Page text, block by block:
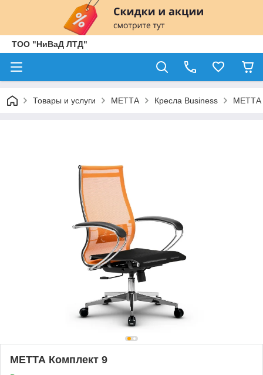
ТОО "НиВаД ЛТД"
Товары и услуги МЕТТА Кресла Business МЕТТА
МЕТТА Комплект 9